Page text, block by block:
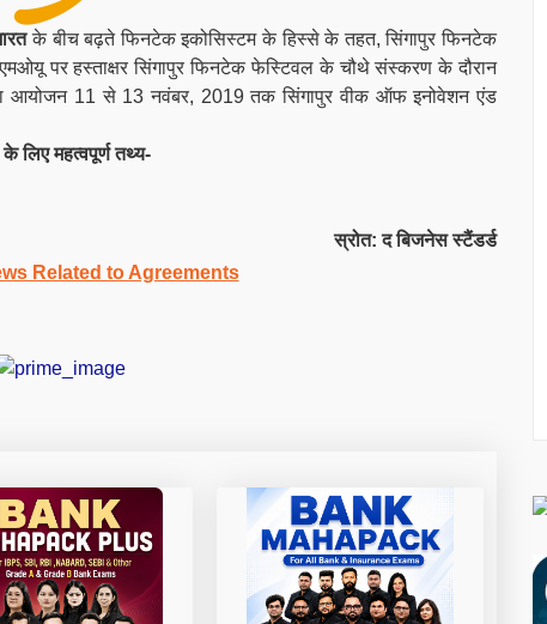
के बीच बढ़ते फिनटेक इकोसिस्टम के हिस्से के तहत, सिंगापुर फिनटेक
पर हस्ताक्षर सिंगापुर फिनटेक फेस्टिवल के चौथे संस्करण के दौरान
का आयोजन 11 से 13 नवंबर, 2019 तक सिंगापुर वीक ऑफ इनोवेशन एंड
लिए महत्वपूर्ण तथ्य-
स्रोत: द बिजनेस स्टैंडर्ड
Related to Agreements